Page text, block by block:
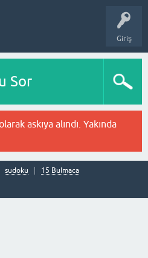
Giriş
Sor
askıya alındı. Yakında
sudoku
15 Bulmaca